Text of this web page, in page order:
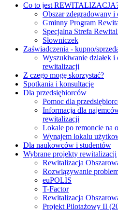
Co to jest
Obszar zdegradowany i
Gminny Program
Specjalna Strefa
Słowniczek
Zaświadczenia - kupno/
Wyszukiwanie działek i
rewitalizacji
Z czego mogę skorzystać?
Spotkania i konsultacje
Dla przedsiębiorców
Pomoc dla
Informacja dla
rewitalizacji
Lokale po remoncie na
Wynajem lokalu
Dla naukowców i studentów
Wybrane projekty rewitalizacji
Rewitalizacja
Rozwiązywanie
euPOLIS
T-Factor
Rewitalizacja
Projekt Pilotażowy II